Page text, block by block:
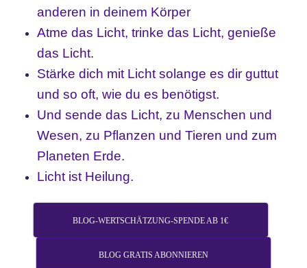
anderen in deinem Körper
Atme das Licht, trinke das Licht, genieße
das Licht.
Stärke dich mit Licht solange es dir guttut
und so oft, wie du es benötigst.
Und sende das Licht, zu Menschen und
Wesen, zu Pflanzen und Tieren und zum
Planeten Erde.
Licht ist Heilung.
BLOG-WERTSCHÄTZUNG-SPENDE AB 1€
BLOG GRATIS ABONNIEREN